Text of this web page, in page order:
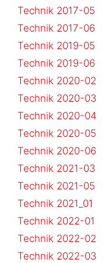
Technik 2017-05
Technik 2017-06
Technik 2019-05
Technik 2019-06
Technik 2020-02
Technik 2020-03
Technik 2020-04
Technik 2020-05
Technik 2020-06
Technik 2021-03
Technik 2021-05
Technik 2021_01
Technik 2022-01
Technik 2022-02
Technik 2022-03